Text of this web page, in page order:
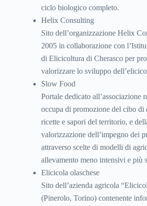
ciclo biologico completo.
Helix Consulting
Sito dell’organizzazione Helix
2005 in collaborazione con
di Elicicoltura di Cherasco per
valorizzare lo sviluppo
Slow Food
Portale dedicato all’associazione
occupa di promozione del cibo di
ricette e sapori del territorio, e
valorizzazione dell’impegno dei
attraverso scelte di modelli di
allevamento meno intensivi e più
Elicicola olaschese
Sito dell’azienda agricola
(Pinerolo, Torino) contenente